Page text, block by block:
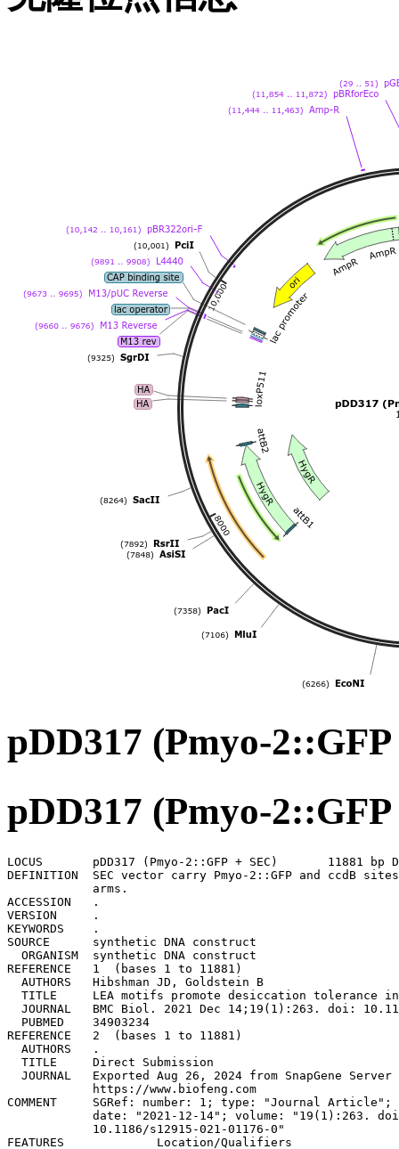
pDD317 (Pmyo-
pDD317 (Pmyo-
LOCUS       pDD317 (Pmyo-2::GFP + SEC)       11881 bp DNA     circular SYN 26-AUG-2024
DEFINITION  SEC vector carry Pmyo-2::GFP and ccdB sites for cloning homology 
            arms.
ACCESSION   .
VERSION     .
KEYWORDS    .
SOURCE      synthetic DNA construct
  ORGANISM  synthetic DNA construct
REFERENCE   1  (bases 1 to 11881)
  AUTHORS   Hibshman JD, Goldstein B
  TITLE     LEA motifs promote desiccation tolerance in vivo.
  JOURNAL   BMC Biol. 2021 Dec 14;19(1):263. doi: 10.1186/s12915-021-01176-0.
  PUBMED    34903234
REFERENCE   2  (bases 1 to 11881)
  AUTHORS   .
  TITLE     Direct Submission
  JOURNAL   Exported Aug 26, 2024 from SnapGene Server 7.0.3
            https://www.biofeng.com
COMMENT     SGRef: number: 1; type: "Journal Article"; journalName: "BMC Biol.";
            date: "2021-12-14"; volume: "19(1):263. doi"; pages: " 
            10.1186/s12915-021-01176-0"
FEATURES             Location/Qualifiers
     source          1..11881
                     /mol_type="other DNA"
                     /organism="synthetic DNA construct"
     primer_bind     complement(29..51)
                     /label=pGEX 3'
                     /note="pGEX vectors, reverse primer"
     primer_bind     151..170
                     /label=pRS-marker
                     /note="pRS vectors, use to sequence yeast selectable 
                     marker"
     primer_bind     364..386
                     /label=M13/pUC Forward
                     /note="In lacZ gene"
     primer_bind     378..395
                     /label=M13 Forward
                     /note="In lacZ gene. Also called M13-F20 or M13 (-21) 
                     Forward"
     primer_bind     379..395
                     /label=M13 fwd
                     /note="common sequencing primer, one of multiple similar 
                     variants"
     CDS             661..966
                     /codon_start=1
                     /gene="ccdB"
                     /product="CcdB, a bacterial toxin that poisons DNA gyrase"
                     /label=ccdB
                     /note="Plasmids containing the ccdB gene cannot be 
                     propagated in standard E. coli strains."
                     /translation="MQFKVYTYKRESRYRLFVDVQSDIIDTPGRRMVIPLASARLLSDK
                     VPRELYPVVHIGDESWRMMTTDMASVPVSVIGEEVADLSHRENDIKNAINLMFWGI"
     primer_bind     complement(2048..2076)
                     /label=GFP-R
                     /note="GFP, reverse primer. Does NOT anneal to EGFP"
     primer_bind     2824..2844
                     /label=GFP-F
                     /note="GFP, forward primer. Does NOT anneal to EGFP"
     CDS             3289..3309
                     /codon_start=1
                     /product="tobacco etch virus (TEV) protease recognition and
                     cleavage site"
                     /label=TEV site
                     /translation="ENLYFQS"
     protein_bind    3327..3360
                     /label=loxP511
                     /bound_moiety="Cre recombinase"
                     /note="Cre-mediated recombination occurs in the 8-bp core 
                     sequence (ATGTATAC) (Shaw et al., 2021). loxP511 sites are 
                     compatible with each other, but incompatible with wild-type
                     loxP sites."
     CDS             3370..3399
                     /codon_start=1
                     /product="Myc (human c-Myc proto-oncogene) epitope tag"
                     /label=Myc
                     /translation="EQKLISEEDL"
     terminator      complement(5216..5539)
                     /gene="tbb-2"
                     /label=tbb-2 terminator
                     /note="transcription terminator for the C. elegans tubulin 
                     beta-2 gene"
     protein_bind    7457..7481
                     /gene="mutant version of attB"
                     /label=attB1
                     /bound_moiety="BP Clonase(TM)"
                     /note="recombination site for the Gateway(R) BP reaction"
     CDS             7484..8509
                     /codon_start=1
                     /product="hygromycin B phosphotransferase"
                     /label=HygR
                     /note="confers resistance to hygromycin"
                     /translation="MKKPELTATSVEKFLIEKFDSVSDLMQLSEGEESRAFSFDVGGRG
                     YVLRVNSCADGFYKDRYVYRHFASAALPIPEVLDIGEFSESLTYCISRRAQGVTLQDLP
                     ETELPAVLQPVAEAMDAIAAADLSQTSGFGPFGPQGIGQYTTWRDFICAIADPHVYHWQ
                     TVMDDTVSASVAQALDELMLWAEDCPEVRHLVHADFGSNNVLTDNGRITAVIDWSEAMF
                     GDSQYEVANIFFWRPWLACMEQQTRYFERRHPELAGSPRLRAYMLRIGLDQLYQSLVDG
                     NFDDAAWAQGRCDAIVRSGAGTVGRTQIARRSAAVWTDGCVEVLADSGNRRPSTRPRAK
                     E"
     CDS             7484..8509
                     /codon_start=1
                     /gene="aph(4)-Ia"
                     /product="aminoglycoside phosphotransferase from E. coli"
                     /label=HygR
                     /note="confers resistance to hygromycin"
                     /translation="MKKPELTATSVEKFLIEKFDSVSDLMQLSEGEESRAFSFDVGGRG
                     YVLRVNSCADGFYKDRYVYRHFASAALPIPEVLDIGEFSESLTYCISRRAQGVTLQDLP
                     ETELPAVLQPVAEAMDAIAAADLSQTSGFGPFGPQGIGQYTTWRDFICAIADPHVYHWQ
                     TVMDDTVSASVAQALDELMLWAEDCPEVRHLVHADFGSNNVLTDNGRITAVIDWSEAMF
                     GDSQYEVANIFFWRPWLACMEQQTRYFERRHPELAGSPRLRAYMLRIGLDQLYQSLVDG
                     NFDDAAWAQGRCDAIVRSGAGTVGRTQIARRSAAVWTDGCVEVLADSGNRRPSTRPRAK
                     E"
     protein_bind    complement(8510..8534)
                     /gene="mutant version of attB"
                     /label=attB2
                     /bound_moiety="BP Clonase(TM)"
                     /note="recombination site for the Gateway(R) BP reaction"
     protein_bind    8920..8953
                     /label=loxP511
                     /bound_moiety="Cre recombinase"
                     /note="Cre-mediated recombination occurs in the 8-bp core 
                     sequence (ATGTATAC) (Shaw et al., 2021). loxP511 sites are 
                     compatible with each other, but incompatible with